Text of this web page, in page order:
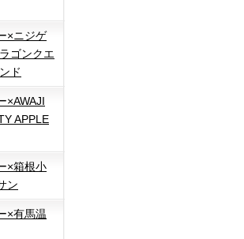
×ニジゲ
ゴンクエ
ド
×AWAJI
APPLE
×箱根小
ン
×有馬温